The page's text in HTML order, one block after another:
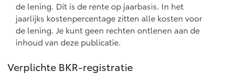
de lening. Dit is de rente op jaarbasis. In het
jaarlijks kostenpercentage zitten alle kosten voor
de lening. Je kunt geen rechten ontlenen aan de
inhoud van deze publicatie.
Verplichte BKR-registratie